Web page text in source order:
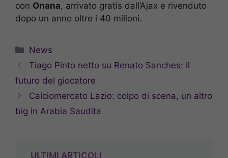
con Onana, arrivato gratis dall’Ajax e rivenduto
dopo un anno oltre i 40 milioni.
Categorie
News
Tiago Pinto netto su Renato Sanches: il
futuro del giocatore
Calciomercato Lazio: colpo di scena, un altro
big in Arabia Saudita
ULTIMI ARTICOLI